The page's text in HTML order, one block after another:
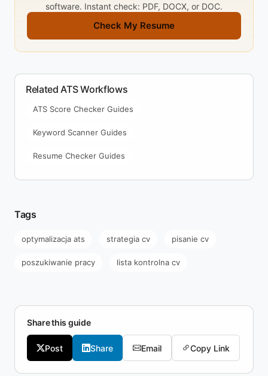
software. Instant check: PDF, DOCX, or DOC.
Check My Resume
Related ATS Workflows
ATS Score Checker Guides
Keyword Scanner Guides
Resume Checker Guides
Tags
optymalizacja ats strategia cv pisanie cv
poszukiwanie pracy lista kontrolna cv
Share this guide
Post Share Email Copy Link